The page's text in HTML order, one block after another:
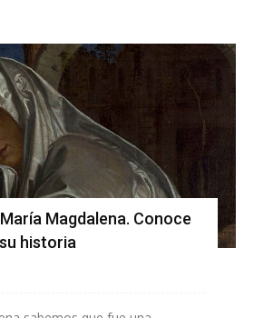
Magdalena. Conoce
historia